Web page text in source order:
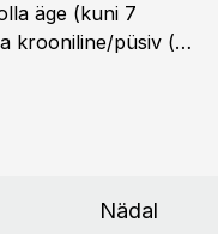
äge (kuni 7
krooniline/püsiv (>
Nädal